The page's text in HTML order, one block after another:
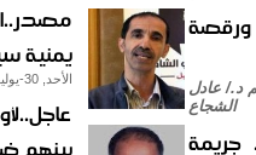
د./ عادل
الشجاع
جريمة
يمنية
الأحد, 30-يوليو-2017